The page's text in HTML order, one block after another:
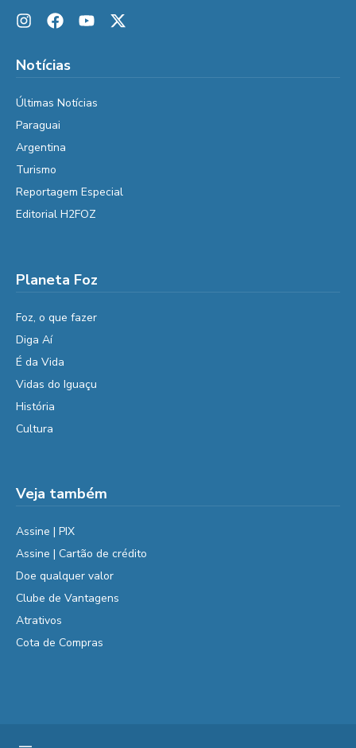
Notícias
Últimas Notícias
Paraguai
Argentina
Turismo
Reportagem Especial
Editorial H2FOZ
Planeta Foz
Foz, o que fazer
Diga Aí
É da Vida
Vidas do Iguaçu
História
Cultura
Veja também
Assine | PIX
Assine | Cartão de crédito
Doe qualquer valor
Clube de Vantagens
Atrativos
Cota de Compras